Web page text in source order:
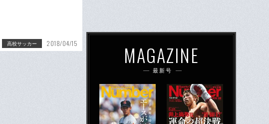
高校サッカー 2018/04/15 MAGAZINE
最新号